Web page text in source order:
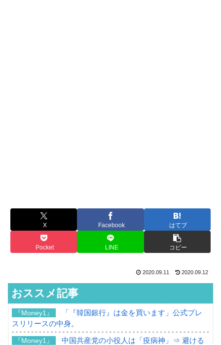
X Facebook はてブ
Pocket LINE コピー
2020.09.11 2020.09.12
おススメ記事
『Money1』
「『韓国銀行』は金を買います」公式プレ
スリリースの中身。
『Money1』
中国共産党の小役人は「疫病神」⇒ 避ける